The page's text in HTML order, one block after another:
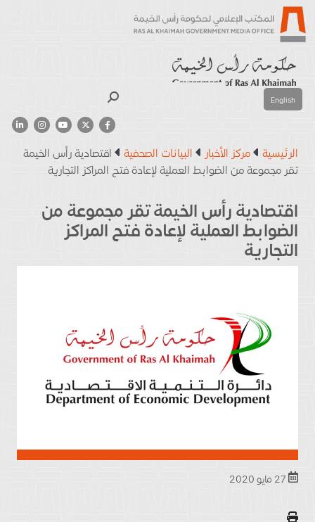
English
الرئيسية مركز الأخبار البيانات الصحفية
اقتصادية رأس الخيمة
تقر مجموعة من الضوابط العملية لإعادة فتح المراكز التجارية
اقتصادية رأس الخيمة تقر مجموعة من
الضوابط العملية لإعادة فتح المراكز
التجارية